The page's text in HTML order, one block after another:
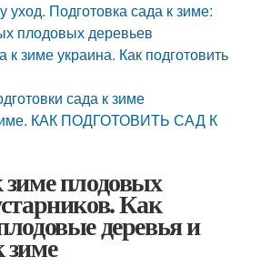
уход. Подготовка сада к зиме:
плодовых деревьев
к зиме украина. Как подготовить
сада к зиме
КАК ПОДГОТОВИТЬ САД К
плодовых
Как
деревья и
зиме